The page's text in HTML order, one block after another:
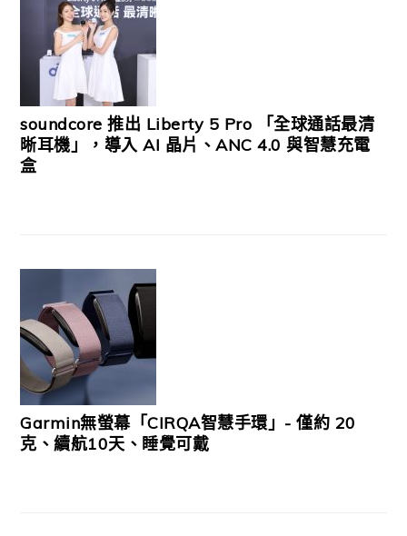
soundcore 推出 Liberty 5 Pro 「全球通話最清
晰耳機」，導入 AI 晶片、ANC 4.0 與智慧充電
盒
Garmin無螢幕「CIRQA智慧手環」- 僅約 20
克、續航10天、睡覺可戴